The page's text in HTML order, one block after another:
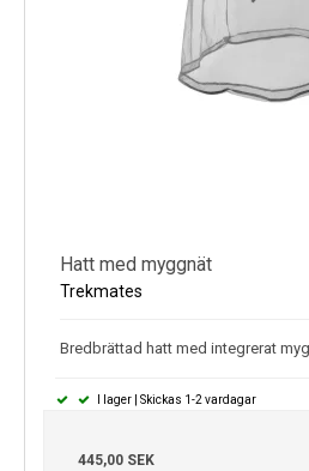
Hatt med myggnät
Trekmates
Bredbrättad hatt med integrerat
I lager | Skickas 1-2 vardagar
445,00 SEK